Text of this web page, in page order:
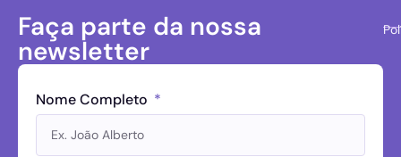
Faça parte da nossa
newsletter
Nome Completo